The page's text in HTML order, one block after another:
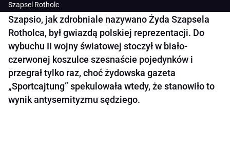
Szapsel Rotholc
Szapsio, jak zdrobniale nazywano Żyda Szapsela
Rotholca, był gwiazdą polskiej reprezentacji. Do
wybuchu II wojny światowej stoczył w biało-
czerwonej koszulce szesnaście pojedynków i
przegrał tylko raz, choć żydowska gazeta
„Sportcajtung” spekulowała wtedy, że stanowiło to
wynik antysemityzmu sędziego.